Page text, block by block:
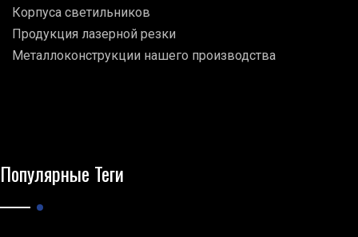
Корпуса светильников
Продукция лазерной резки
Металлоконструкции нашего производства
Популярные Теги